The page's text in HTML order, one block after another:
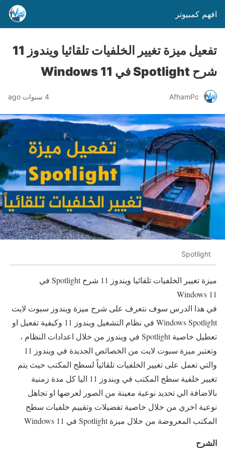
افهم كمبيوتر
تفعيل ميزة تغيير الخلفيات تلقائيا ويندوز 11
شرح Spotlight في Windows 11
AfhamPc 4 سنوات ago
Spotlight
ميزة تغيير الخلفيات تلقائيا ويندوز 11 شرح Spotlight في
Windows 11
في هذا الدرس سوف نتعرف على شرح ميزة ويندوز سبوت لايت
Windows Spotlight في نظام التشغيل ويندوز 11 وكيفية تفعيل او
تعطيل خاصية Spotlight في ويندوز من خلال اعدادات النظام ،
وتعتبر ميزة سبوت لايت من الخصائص الجديدة في ويندوز 11
والتي تعمل على تغيير الخلفيات تلقائياً لسطح المكتب حيث يتم
تغيير خلفية سطح المكتب في ويندوز 11 اليا كل مدة زمنية
بالاضافة الي تحديد نوعية معينة من الصور لعرضها او تجاهل
نوعية اخري من خلال خاصية تفضيلات وتقييم خلفيات سطح
المكتب المعروضة من خلال ميزة Spotlight في Windows 11
الشرح